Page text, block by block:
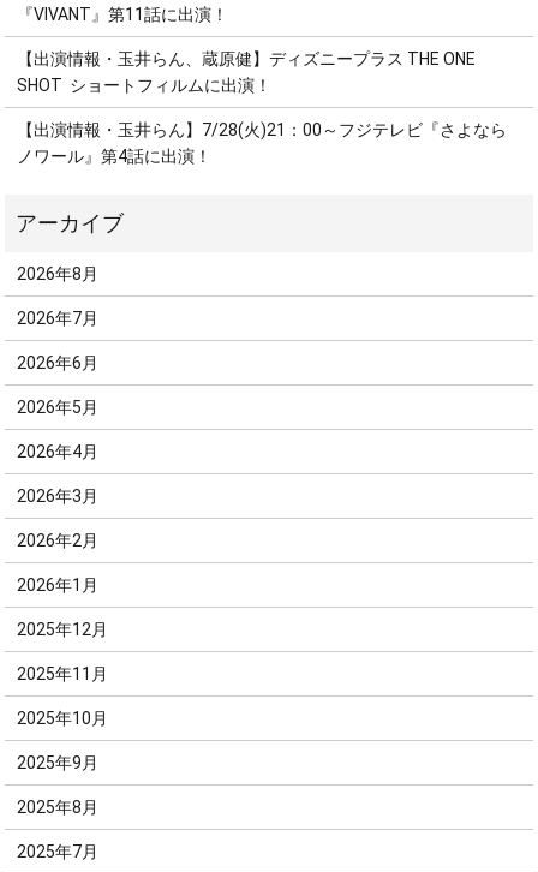
『VIVANT』第11話に出演！
【出演情報・玉井らん、蔵原健】ディズニープラス THE ONE
SHOT ショートフィルムに出演！
【出演情報・玉井らん】7/28(火)21：00～フジテレビ『さよなら
ノワール』第4話に出演！
2026年8月
2026年7月
2026年6月
2026年5月
2026年4月
2026年3月
2026年2月
2026年1月
2025年12月
2025年11月
2025年10月
2025年9月
2025年8月
2025年7月